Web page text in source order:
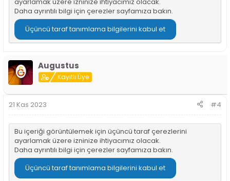
ayarlamak üzere izninize ihtiyacımız olacak.
Daha ayrıntılı bilgi için çerezler sayfamıza bakın.
Üçüncü taraf tanımlama bilgilerini kabul et
Augustus
Kayıtlı Üye
21 Kas 2023 #4
Bu içeriği görüntülemek için üçüncü taraf çerezlerini
ayarlamak üzere izninize ihtiyacımız olacak.
Daha ayrıntılı bilgi için çerezler sayfamıza bakın.
Üçüncü taraf tanımlama bilgilerini kabul et